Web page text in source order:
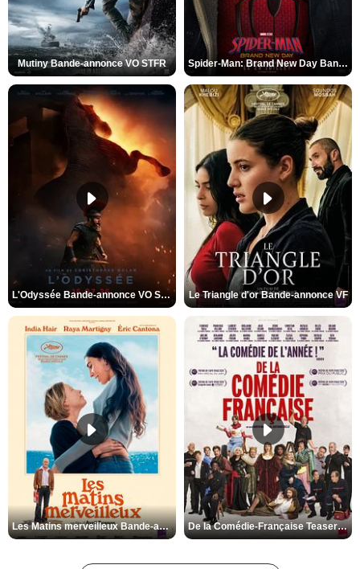
Mutiny Bande-annonce VO STFR Spider-Man: Brand New Day Bande-annonce VO STFR
L'Odyssée Bande-annonce VO STFR Le Triangle d'or Bande-annonce VF
Les Matins merveilleux Bande-annonce VF De la Comédie-Française Teaser VF